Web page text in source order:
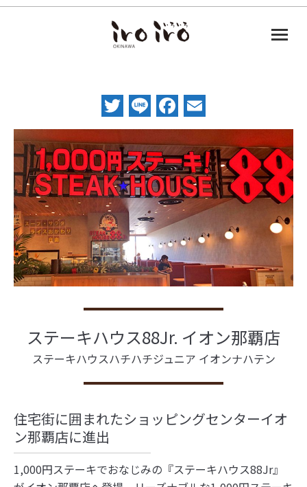
Twitter
LineFacebook
ステーキハウス88Jr. イオン那覇店
ステーキハウスハチハチジュニア イオンナハテン
住宅街に囲まれたショッピングセンターイオ
ン那覇店に進出
1,000円ステーキでおなじみの『ステーキハウス88Jr』